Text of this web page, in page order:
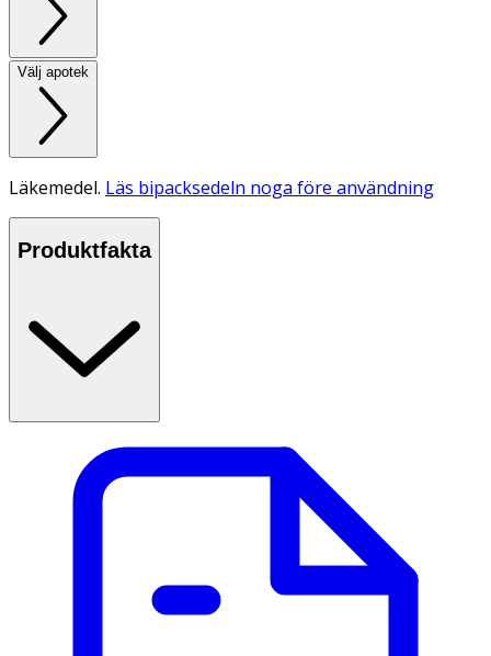
Välj apotek
Läkemedel. Läs bipacksedeln noga före användning
Produktfakta